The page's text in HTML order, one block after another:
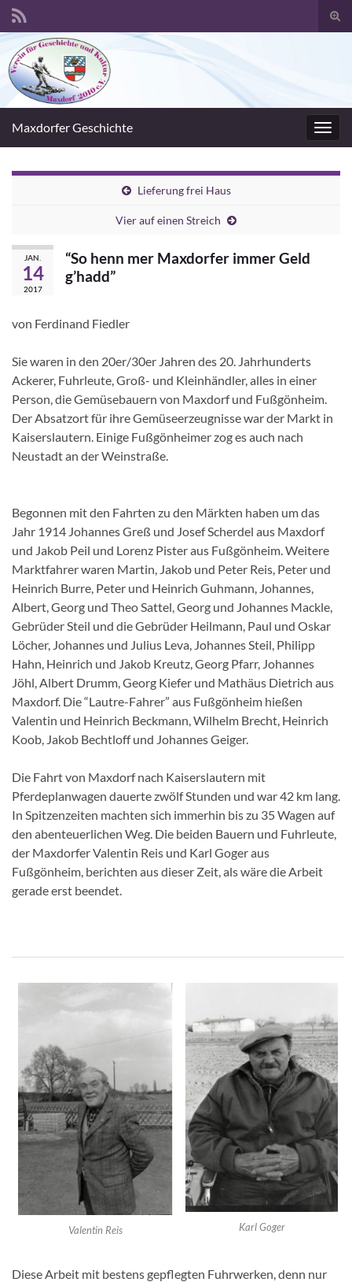
Search for:
Maxdorfer Geschichte
Lieferung frei Haus
Vier auf einen Streich
JAN.
14
2017
“So henn mer Maxdorfer immer Geld
g’hadd”
von Ferdinand Fiedler
Sie waren in den 20er/30er Jahren des 20. Jahrhunderts
Ackerer, Fuhrleute, Groß- und Kleinhändler, alles in einer
Person, die Gemüsebauern von Maxdorf und Fußgönheim.
Der Absatzort für ihre Gemüseerzeugnisse war der Markt in
Kaiserslautern. Einige Fußgönheimer zog es auch nach
Neustadt an der Weinstraße.
Begonnen mit den Fahrten zu den Märkten haben um das
Jahr 1914 Johannes Greß und Josef Scherdel aus Maxdorf
und Jakob Peil und Lorenz Pister aus Fußgönheim. Weitere
Marktfahrer waren Martin, Jakob und Peter Reis, Peter und
Heinrich Burre, Peter und Heinrich Guhmann, Johannes,
Albert, Georg und Theo Sattel, Georg und Johannes Mackle,
Gebrüder Steil und die Gebrüder Heilmann, Paul und Oskar
Löcher, Johannes und Julius Leva, Johannes Steil, Philipp
Hahn, Heinrich und Jakob Kreutz, Georg Pfarr, Johannes
Jöhl, Albert Drumm, Georg Kiefer und Mathäus Dietrich aus
Maxdorf. Die “Lautre-Fahrer” aus Fußgönheim hießen
Valentin und Heinrich Beckmann, Wilhelm Brecht, Heinrich
Koob, Jakob Bechtloff und Johannes Geiger.
Die Fahrt von Maxdorf nach Kaiserslautern mit
Pferdeplanwagen dauerte zwölf Stunden und war 42 km lang.
In Spitzenzeiten machten sich immerhin bis zu 35 Wagen auf
den abenteuerlichen Weg. Die beiden Bauern und Fuhrleute,
der Maxdorfer Valentin Reis und Karl Goger aus
Fußgönheim, berichten aus dieser Zeit, als wäre die Arbeit
gerade erst beendet.
Valentin Reis Karl Goger
Diese Arbeit mit bestens gepflegten Fuhrwerken, denn nur